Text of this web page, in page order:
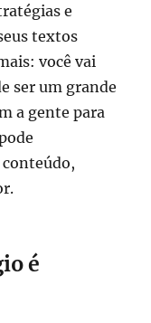
e
textos
você vai
ser um grande
a gente para
é